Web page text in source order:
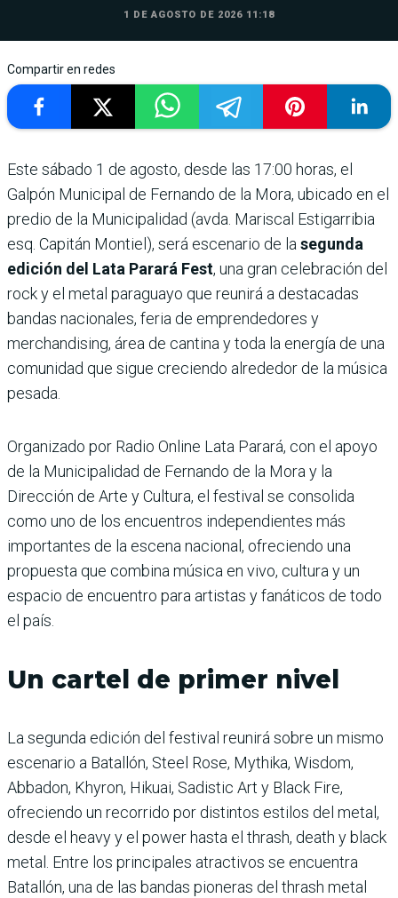
1 DE AGOSTO DE 2026 11:18
Compartir en redes
Este sábado 1 de agosto, desde las 17:00 horas, el
Galpón Municipal de Fernando de la Mora, ubicado en el
predio de la Municipalidad (avda. Mariscal Estigarribia
esq. Capitán Montiel), será escenario de lasegunda
edición del Lata Parará Fest, una gran celebración del
rock y el metal paraguayo que reunirá a destacadas
bandas nacionales, feria de emprendedores y
merchandising, área de cantina y toda la energía de una
comunidad que sigue creciendo alrededor de la música
pesada.
Organizado por Radio Online Lata Parará, con el apoyo
de la Municipalidad de Fernando de la Mora y la
Dirección de Arte y Cultura, el festival se consolida
como uno de los encuentros independientes más
importantes de la escena nacional, ofreciendo una
propuesta que combina música en vivo, cultura y un
espacio de encuentro para artistas y fanáticos de todo
el país.
Un cartel de primer nivel
La segunda edición del festival reunirá sobre un mismo
escenario a Batallón, Steel Rose, Mythika, Wisdom,
Abbadon, Khyron, Hikuai, Sadistic Art y Black Fire,
ofreciendo un recorrido por distintos estilos del metal,
desde el heavy y el power hasta el thrash, death y black
metal. Entre los principales atractivos se encuentra
Batallón, una de las bandas pioneras del thrash metal